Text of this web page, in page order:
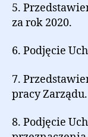
5.
za rok 2020.
6. Podjęcie
7.
pracy Zarządu.
8. Podjęcie